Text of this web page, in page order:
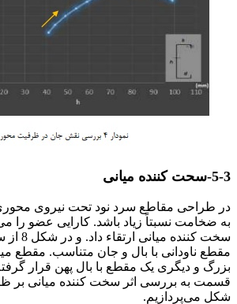
5-3-سحت کننده میانی
در طراحی مقاطع سرد نود تحت نیروی
به ضخامت نسبتاً زیاد باشد. کارایی عضو را
سخت
مقطع ناودانی با بال و جان متناسب. مقطع
بزرگ و دیگری یک مقطع با بال پهن قرار
قسمت به بررسی اثر سخت کننده میانی بر
شکل می‌پردازیم.